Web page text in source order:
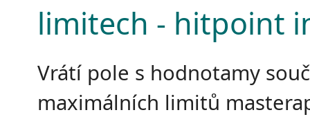
limitech - hitpoint
Vrátí pole s hodnotamy
maximálních limitů